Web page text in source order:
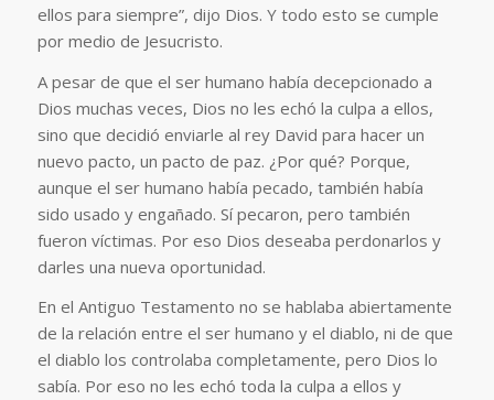
ellos para siempre”, dijo Dios. Y todo esto se cumple
por medio de Jesucristo.
A pesar de que el ser humano había decepcionado a
Dios muchas veces, Dios no les echó la culpa a ellos,
sino que decidió enviarle al rey David para hacer un
nuevo pacto, un pacto de paz. ¿Por qué? Porque,
aunque el ser humano había pecado, también había
sido usado y engañado. Sí pecaron, pero también
fueron víctimas. Por eso Dios deseaba perdonarlos y
darles una nueva oportunidad.
En el Antiguo Testamento no se hablaba abiertamente
de la relación entre el ser humano y el diablo, ni de que
el diablo los controlaba completamente, pero Dios lo
sabía. Por eso no les echó toda la culpa a ellos y